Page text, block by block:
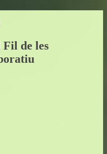
de les